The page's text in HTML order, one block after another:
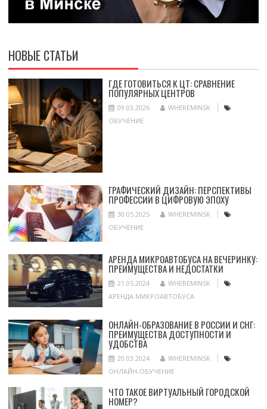
НОВЫЕ СТАТЬИ
ГДЕ ГОТОВИТЬСЯ К ЦТ: СРАВНЕНИЕ
ПОПУЛЯРНЫХ ЦЕНТРОВ
09.03.2026
WHEREMINSK
ОБУЧЕНИЕ
ГРАФИЧЕСКИЙ ДИЗАЙН: ПЕРСПЕКТИВЫ
ПРОФЕССИИ В ЦИФРОВУЮ ЭПОХУ
30.05.2025
WHEREMINSK
ОБУЧЕНИЕ
АРЕНДА МИКРОАВТОБУСА НА ВЕЧЕРИНКУ:
ПРЕИМУЩЕСТВА И НЕДОСТАТКИ
21.05.2024
WHEREMINSK
АРЕНДА МИКРОАВТОБУСА
ОНЛАЙН-ОБРАЗОВАНИЕ В РОССИИ И СНГ:
ПРЕИМУЩЕСТВА ДОСТУПНОСТИ И
УДОБСТВА
20.03.2024
WHEREMINSK
ОНЛАЙН-ОБУЧЕНИЕ
ЧТО ТАКОЕ ВИРТУАЛЬНЫЙ ГОРОДСКОЙ
НОМЕР?